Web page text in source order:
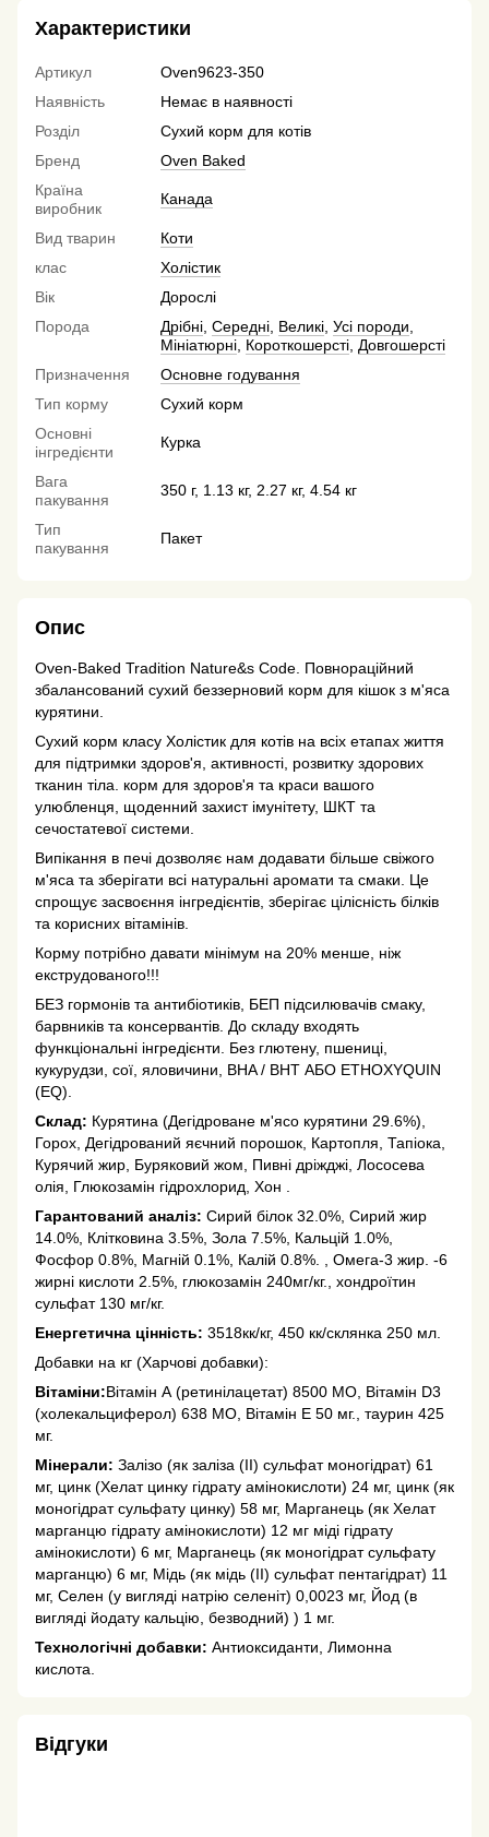
Характеристики
Артикул
Oven9623-350
Наявність
Немає в наявності
Розділ
Сухий корм для котів
Бренд
Oven Baked
Країна
виробник
Канада
Вид тварин
Коти
клас
Холістик
Вік
Дорослі
Порода
Дрібні Середні Великі Усі породи
Мініатюрні Короткошерсті Довгошерсті
Призначення
Основне годування
Тип корму
Сухий корм
Основні
інгредієнти
Курка
Вага
пакування
350 г, 1.13 кг, 2.27 кг, 4.54 кг
Тип
пакування
Пакет
Опис
Oven-Baked Tradition Nature&s Code. Повнораційний
збалансований сухий беззерновий корм для кішок з м'яса
курятини.
Сухий корм класу Холістик для котів на всіх етапах життя
для підтримки здоров'я, активності, розвитку здорових
тканин тіла. корм для здоров'я та краси вашого
улюбленця, щоденний захист імунітету, ШКТ та
сечостатевої системи.
Випікання в печі дозволяє нам додавати більше свіжого
м'яса та зберігати всі натуральні аромати та смаки. Це
спрощує засвоєння інгредієнтів, зберігає цілісність білків
та корисних вітамінів.
Корму потрібно давати мінімум на 20% менше, ніж
екструдованого!!!
БЕЗ гормонів та антибіотиків, БЕП підсилювачів смаку,
барвників та консервантів. До складу входять
функціональні інгредієнти. Без глютену, пшениці,
кукурудзи, сої, яловичини, BHA / BHT АБО ETHOXYQUIN
(EQ).
Склад: Курятина (Дегідроване м'ясо курятини 29.6%),
Горох, Дегідрований яєчний порошок, Картопля, Тапіока,
Курячий жир, Буряковий жом, Пивні дріжджі, Лососева
олія, Глюкозамін гідрохлорид, Хон .
Гарантований аналіз: Сирий білок 32.0%, Сирий жир
14.0%, Клітковина 3.5%, Зола 7.5%, Кальцій 1.0%,
Фосфор 0.8%, Магній 0.1%, Калій 0.8%. , Омега-3 жир. -6
жирні кислоти 2.5%, глюкозамін 240мг/кг., хондроїтин
сульфат 130 мг/кг.
Енергетична цінність: 3518кк/кг, 450 кк/склянка 250 мл.
Добавки на кг (Харчові добавки):
Вітаміни:Вітамін А (ретинілацетат) 8500 МО, Вітамін D3
(холекальциферол) 638 МО, Вітамін Е 50 мг., таурин 425
мг.
Мінерали: Залізо (як заліза (II) сульфат моногідрат) 61
мг, цинк (Хелат цинку гідрату амінокислоти) 24 мг, цинк (як
моногідрат сульфату цинку) 58 мг, Марганець (як Хелат
марганцю гідрату амінокислоти) 12 мг міді гідрату
амінокислоти) 6 мг, Марганець (як моногідрат сульфату
марганцю) 6 мг, Мідь (як мідь (II) сульфат пентагідрат) 11
мг, Селен (у вигляді натрію селеніт) 0,0023 мг, Йод (в
вигляді йодату кальцію, безводний) ) 1 мг.
Технологічні добавки: Антиоксиданти, Лимонна
кислота.
Відгуки